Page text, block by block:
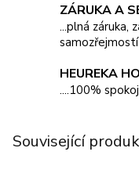
ZÁRUKA A
...plná záruka,
samozřejmostí
HEUREKA
....100%
Související